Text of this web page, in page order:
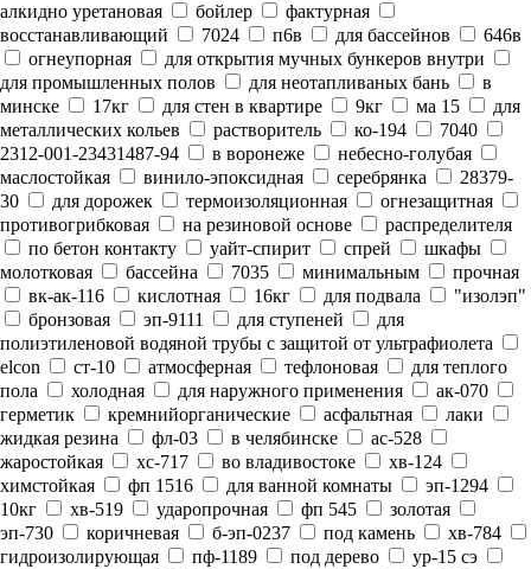
алкидно уретановая
бойлер
фактурная
восстанавливающий
7024 п6в для бассейнов
646в
огнеупорная
для открытия мучных бункеров внутри
для промышленных полов
для неотапливаных бань
в
минске
17кг для стен в квартире 9кг ма 15
для
металлических кольев
растворитель ко-194
7040
2312-001-23431487-94
в воронеже
небесно-голубая
маслостойкая
винило-эпоксидная серебрянка
28379-
30
для дорожек термоизоляционная
огнезащитная
противогрибковая
на резиновой основе
распределителя
по бетон контакту
уайт-спирит спрей
шкафы
молотковая
бассейна 7035 минимальным
прочная
вк-ак-116
кислотная 16кг для подвала
"изолэп"
бронзовая
эп-9111 для ступеней
для
полиэтиленовой водяной трубы с защитой от ультрафиолета
elcon
ст-10 атмосферная тефлоновая
для теплого
пола
холодная для наружного применения
ак-070
герметик
кремнийорганические асфальтная
лаки
жидкая резина
фл-03 в челябинске
ас-528
жаростойкая
хс-717 во владивостоке
хв-124
химстойкая
фп 1516 для ванной комнаты
эп-1294
10кг
хв-519 ударопрочная фп 545
золотая
эп-730
коричневая б-эп-0237 под камень
хв-784
гидроизолирующая
пф-1189 под дерево
ур-15 сэ